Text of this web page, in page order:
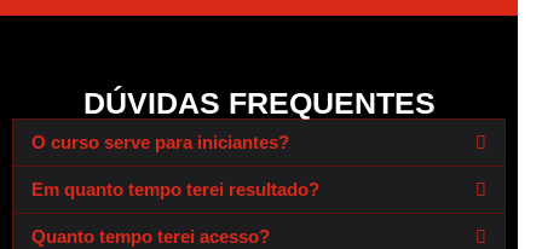
DÚVIDAS FREQUENTES
O curso serve para iniciantes?
Em quanto tempo terei resultado?
Quanto tempo terei acesso?